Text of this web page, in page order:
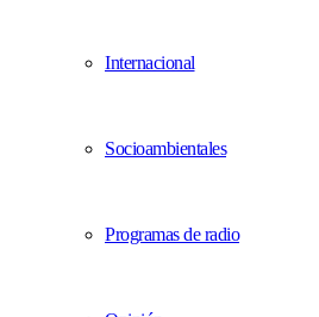
Internacional
Socioambientales
Programas de radio